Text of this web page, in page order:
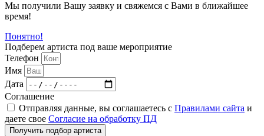
Мы получили Вашу заявку и свяжемся с Вами в ближайшее
время!
Понятно!
Подберем артиста под ваше мероприятие
Телефон
Имя
Дата
Соглашение
Отправляя данные, вы соглашаетесь с Правилами сайта и
даете свое Согласие на обработку ПД
Получить подбор артиста